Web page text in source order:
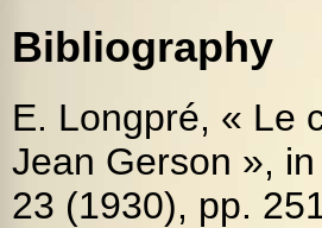
Bibliography
E. Longpré, « Le
Jean Gerson »,
23 (1930), pp.